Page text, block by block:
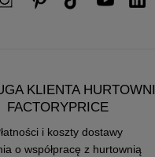
KLIENTA HURTOWNI
FACTORYPRICE
i koszty dostawy
o współpracę z hurtownią